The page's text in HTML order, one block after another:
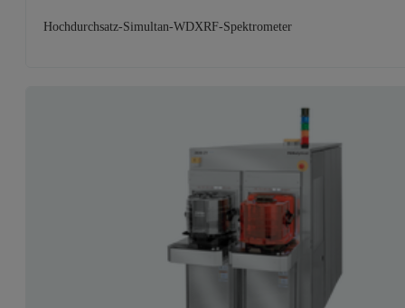
Hochdurchsatz-Simultan-WDXRF-Spektrometer